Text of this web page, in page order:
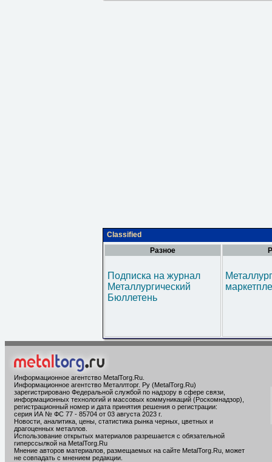
Classified
Разное
Подписка на журнал
Металлургический
Бюллетень
Информационное агентство MetalTorg.Ru
Информационное агентство Металлторг. Ру (MetalTorg.Ru)
зарегистрировано Федеральной службой по надзору в сфере связи,
информационных технологий и массовых коммуникаций (Роскомнадзор),
регистрационный номер и дата принятия решения о регистрации:
серия ИА № ФС 77 - 85704 от 03 августа 2023 г.
Новости, аналитика, цены, статистика рынка черных, цветных и
драгоценных металлов.
Использование открытых материалов разрешается с обязательной
гиперссылкой на MetalTorg.Ru
Мнение авторов материалов, размещаемых на сайте MetalTorg.Ru, может
не совпадать с мнением редакции.